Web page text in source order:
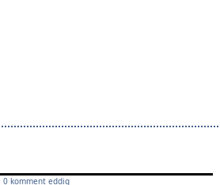
0 komment eddig